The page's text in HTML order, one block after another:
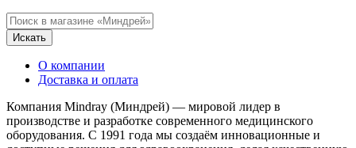
Искать
О компании
Доставка и оплата
Компания Mindray (Миндрей) — мировой лидер в
производстве и разработке современного медицинского
оборудования. С 1991 года мы создаём инновационные и